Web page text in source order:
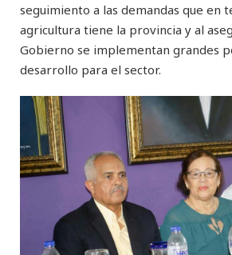
seguimiento a las demandas que en
agricultura tiene la provincia y al
Gobierno se implementan grandes
desarrollo para el sector.